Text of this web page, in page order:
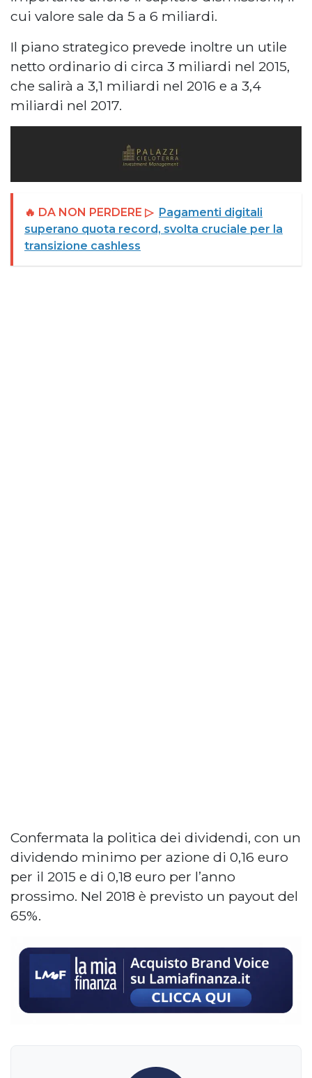
cui valore sale da 5 a 6 miliardi.
Il piano strategico prevede inoltre un utile
netto ordinario di circa 3 miliardi nel 2015,
che salirà a 3,1 miliardi nel 2016 e a 3,4
miliardi nel 2017.
🔥 DA NON PERDERE ▷ Pagamenti digitali
superano quota record, svolta cruciale per la
transizione cashless
Confermata la politica dei dividendi, con un
dividendo minimo per azione di 0,16 euro
per il 2015 e di 0,18 euro per l’anno
prossimo. Nel 2018 è previsto un payout del
65%.